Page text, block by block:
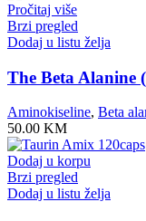
Pročitaj više
Brzi pregled
Dodaj u listu želja
The Beta Alanine
Aminokiseline, Beta
50.00 KM
Dodaj u korpu
Brzi pregled
Dodaj u listu želja